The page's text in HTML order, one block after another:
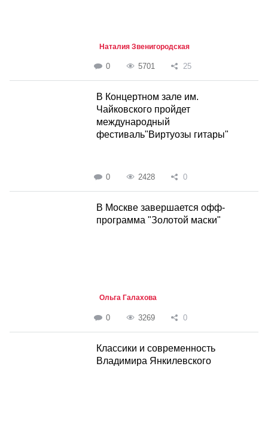
Наталия Звенигородская
0 5701 25
В Концертном зале им.
Чайковского пройдет
международный
фестиваль"Виртуозы гитары"
0 2428 0
В Москве завершается офф-
программа "Золотой маски"
Ольга Галахова
0 3269 0
Классики и современность
Владимира Янкилевского